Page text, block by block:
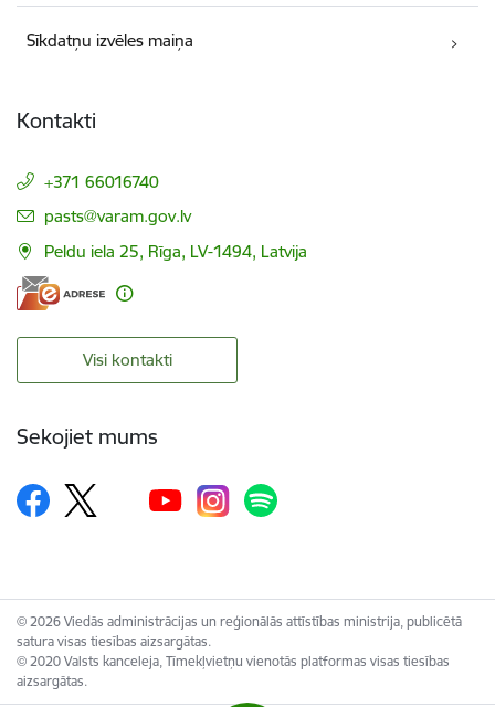
Sīkdatņu izvēles maiņa
Kontakti
+371 66016740
E-pasts:
pasts@varam.gov.lv
Peldu iela 25, Rīga, LV-1494, Latvija
Visi kontakti
Sekojiet mums
© 2026 Viedās administrācijas un reģionālās attīstības ministrija, publicētā
satura visas tiesības aizsargātas.
© 2020 Valsts kanceleja, Tīmekļvietņu vienotās platformas visas tiesības
aizsargātas.